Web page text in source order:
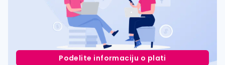
Podelite informaciju o plati